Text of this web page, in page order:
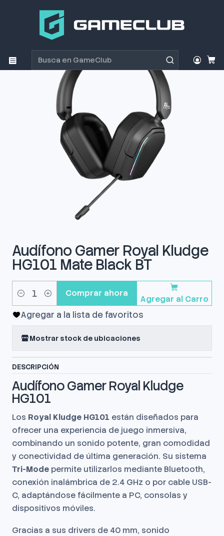
Productos
Audífono Gamer Royal Kludge HG101 Mate Black BT
Audífono Gamer Royal Kludge
HG101 Mate Black BT
Cantidad Agregar al Carro
Comprar ahora
Agregar a la lista de favoritos
Mostrar stock de ubicaciones
DESCRIPCIÓN
Audífono Gamer Royal Kludge
HG101
Los Royal Kludge HG101 están diseñados para
ofrecer una experiencia de juego inmersiva,
combinando un sonido potente, gran comodidad
y conectividad de última generación. Su sistema
Tri-Mode permite utilizarlos mediante Bluetooth,
conexión inalámbrica de 2.4 GHz o por cable USB-
C, adaptándose fácilmente a PC, consolas y
dispositivos móviles.
Gracias a sus drivers de 40 mm, sonido